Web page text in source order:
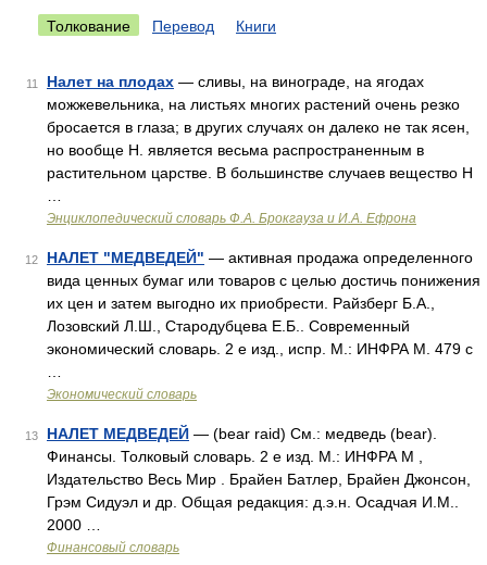
Толкование Перевод Книги
11 Налет на плодах — сливы, на винограде, на ягодах
можжевельника, на листьях многих растений очень резко
бросается в глаза; в других случаях он далеко не так ясен,
но вообще Н. является весьма распространенным в
растительном царстве. В большинстве случаев вещество Н
Энциклопедический словарь Ф.А. Брокгауза и И.А. Ефрона
12 НАЛЕТ "МЕДВЕДЕЙ" — активная продажа определенного
вида ценных бумаг или товаров с целью достичь понижения
их цен и затем выгодно их приобрести. Райзберг Б.А.,
Лозовский Л.Ш., Стародубцева Е.Б.. Современный
экономический словарь. 2 е изд., испр. М.: ИНФРА М. 479 с
Экономический словарь
13 НАЛЕТ МЕДВЕДЕЙ — (bear raid) См.: медведь (bear).
Финансы. Толковый словарь. 2 е изд. М.: ИНФРА М ,
Издательство Весь Мир . Брайен Батлер, Брайен Джонсон,
Грэм Сидуэл и др. Общая редакция: д.э.н. Осадчая И.М..
2000 …
Финансовый словарь